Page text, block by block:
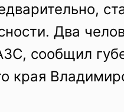
Два
сообщил
края